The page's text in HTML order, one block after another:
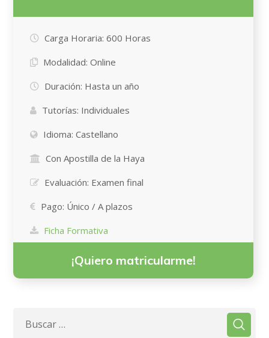
Carga Horaria: 600 Horas
Modalidad: Online
Duración: Hasta un año
Tutorías: Individuales
Idioma: Castellano
Con Apostilla de la Haya
Evaluación: Examen final
Pago: Único / A plazos
Ficha Formativa
¡Quiero matricularme!